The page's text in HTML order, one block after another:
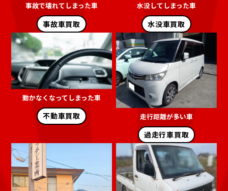
事故で壊れてしまった車
事故車買取
水没してしまった車
水没車買取
動かなくなってしまった車
不動車買取 走行距離が多い車
過走行車買取